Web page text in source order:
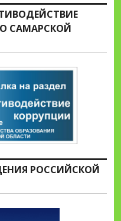
САМАРСКОЙ
РОССИЙСКОЙ